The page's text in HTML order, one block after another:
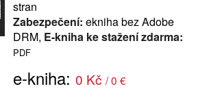
stran
Zabezpečení: ekniha bez Adobe
DRM, E-kniha ke stažení zdarma:
PDF
e-kniha: 0 Kč / 0 €